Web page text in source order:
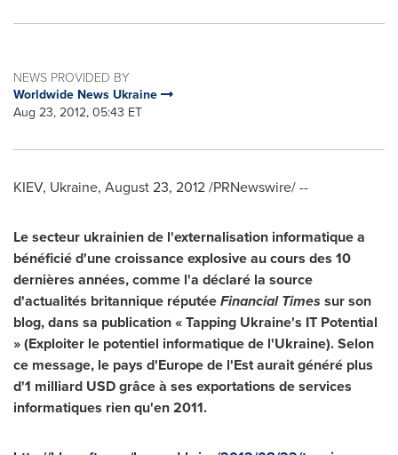
NEWS PROVIDED BY
Worldwide News Ukraine
Aug 23, 2012, 05:43 ET
KIEV, Ukraine, August 23, 2012/PRNewswire/ --
Le secteur ukrainien de l'externalisation informatique a
bénéficié d'une croissance explosive au cours des 10
dernières années, comme l'a déclaré la source
d'actualités britannique réputéeFinancial Times sur son
blog, dans sa publication « Tapping Ukraine's IT Potential
» (Exploiter le potentiel informatique de l'Ukraine). Selon
ce message, le pays d'Europede l'Est aurait généré plus
d'1 milliard USD grâce à ses exportations de services
informatiques rien qu'en 2011.